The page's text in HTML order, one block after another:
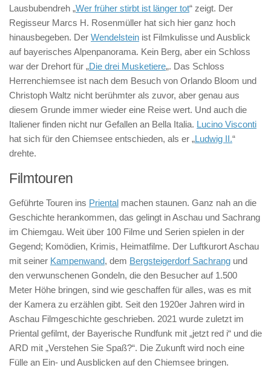
Lausbubendreh „Wer früher stirbt ist länger tot“ zeigt. Der
Regisseur Marcs H. Rosenmüller hat sich hier ganz hoch
hinausbegeben. Der Wendelstein ist Filmkulisse und Ausblick
auf bayerisches Alpenpanorama. Kein Berg, aber ein Schloss
war der Drehort für „Die drei Musketiere„. Das Schloss
Herrenchiemsee ist nach dem Besuch von Orlando Bloom und
Christoph Waltz nicht berühmter als zuvor, aber genau aus
diesem Grunde immer wieder eine Reise wert. Und auch die
Italiener finden nicht nur Gefallen an Bella Italia. Lucino Visconti
hat sich für den Chiemsee entschieden, als er „Ludwig II.“
drehte.
Filmtouren
Geführte Touren ins Priental machen staunen. Ganz nah an die
Geschichte herankommen, das gelingt in Aschau und Sachrang
im Chiemgau. Weit über 100 Filme und Serien spielen in der
Gegend; Komödien, Krimis, Heimatfilme. Der Luftkurort Aschau
mit seiner Kampenwand, dem Bergsteigerdorf Sachrang und
den verwunschenen Gondeln, die den Besucher auf 1.500
Meter Höhe bringen, sind wie geschaffen für alles, was es mit
der Kamera zu erzählen gibt. Seit den 1920er Jahren wird in
Aschau Filmgeschichte geschrieben. 2021 wurde zuletzt im
Priental gefilmt, der Bayerische Rundfunk mit „jetzt red i“ und die
ARD mit „Verstehen Sie Spaß?“. Die Zukunft wird noch eine
Fülle an Ein- und Ausblicken auf den Chiemsee bringen.